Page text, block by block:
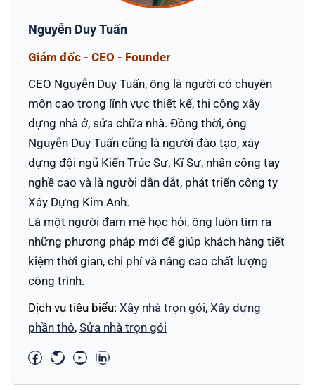
Nguyễn Duy Tuấn
Giám đốc - CEO - Founder
CEO Nguyễn Duy Tuấn, ông là người có chuyên
môn cao trong lĩnh vực thiết kế, thi công xây
dựng nhà ở, sửa chữa nhà. Đồng thời, ông
Nguyễn Duy Tuấn cũng là người đào tạo, xây
dựng đội ngũ Kiến Trúc Sư, Kĩ Sư, nhân công tay
nghề cao và là người dẫn dắt, phát triển công ty
Xây Dựng Kim Anh.
Là một người đam mê học hỏi, ông luôn tìm ra
những phương pháp mới để giúp khách hàng tiết
kiệm thời gian, chi phí và nâng cao chất lượng
công trình.
Dịch vụ tiêu biểu: Xây nhà trọn gói, Xây dựng
phần thô, Sửa nhà trọn gói